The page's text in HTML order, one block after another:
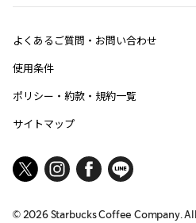
よくあるご質問・お問い合わせ
使用条件
ポリシー・約款・規約一覧
サイトマップ
© 2026Starbucks Coffee Company.